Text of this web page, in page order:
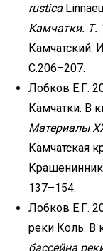
rustica
Камчатки. Т.
Камчатский:
С.206–207.
Лобков Е.Г.
Камчатки. В
Материалы
Камчатская
137–154.
Лобков Е.Г.
реки Коль. В
бассейна